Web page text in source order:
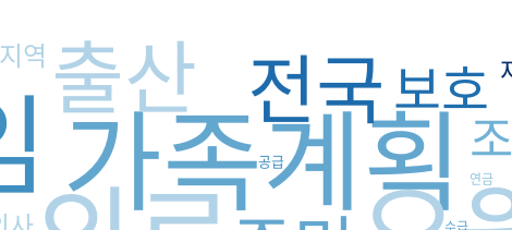
가족계획
출산 전국보호
역
공급
연금